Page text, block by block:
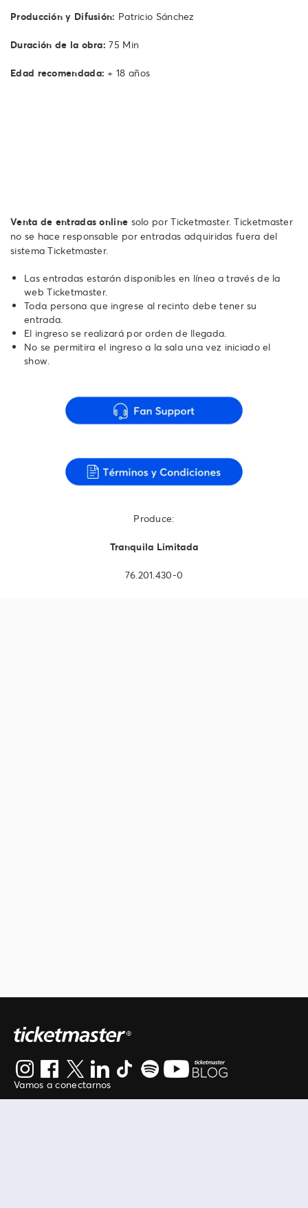
Producción y Difusión: Patricio Sánchez
Duración de la obra: 75 Min
Edad recomendada: + 18 años
Venta de entradas online solo por Ticketmaster. Ticketmaster
no se hace responsable por entradas adquiridas fuera del
sistema Ticketmaster.
Las entradas estarán disponibles en línea a través de la
web Ticketmaster.
Toda persona que ingrese al recinto debe tener su
entrada.
El ingreso se realizará por orden de llegada.
No se permitira el ingreso a la sala una vez iniciado el
show.
Produce:
Tranquila Limitada
76.201.430-0
Vamos a conectarnos